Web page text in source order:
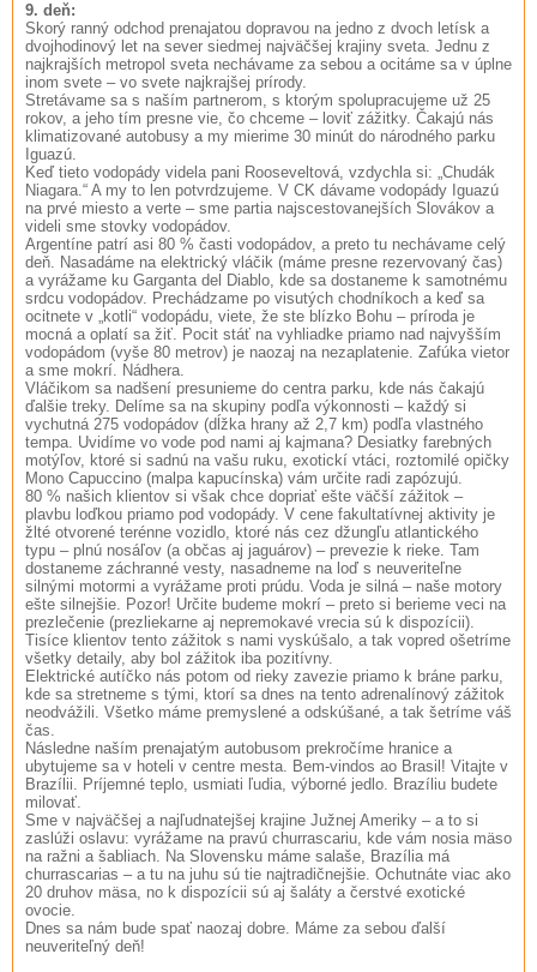
9. deň:
Skorý ranný odchod prenajatou dopravou na jedno z dvoch letísk a
dvojhodinový let na sever siedmej najväčšej krajiny sveta. Jednu z
najkrajších metropol sveta nechávame za sebou a ocitáme sa v úplne
inom svete – vo svete najkrajšej prírody.
Stretávame sa s naším partnerom, s ktorým spolupracujeme už 25
rokov, a jeho tím presne vie, čo chceme – loviť zážitky. Čakajú nás
klimatizované autobusy a my mierime 30 minút do národného parku
Iguazú.
Keď tieto vodopády videla pani Rooseveltová, vzdychla si: „Chudák
Niagara.“ A my to len potvrdzujeme. V CK dávame vodopády Iguazú
na prvé miesto a verte – sme partia najscestovanejších Slovákov a
videli sme stovky vodopádov.
Argentíne patrí asi 80 % časti vodopádov, a preto tu nechávame celý
deň. Nasadáme na elektrický vláčik (máme presne rezervovaný čas)
a vyrážame ku Garganta del Diablo, kde sa dostaneme k samotnému
srdcu vodopádov. Prechádzame po visutých chodníkoch a keď sa
ocitnete v „kotli“ vodopádu, viete, že ste blízko Bohu – príroda je
mocná a oplatí sa žiť. Pocit stáť na vyhliadke priamo nad najvyšším
vodopádom (vyše 80 metrov) je naozaj na nezaplatenie. Zafúka vietor
a sme mokrí. Nádhera.
Vláčikom sa nadšení presunieme do centra parku, kde nás čakajú
ďalšie treky. Delíme sa na skupiny podľa výkonnosti – každý si
vychutná 275 vodopádov (dĺžka hrany až 2,7 km) podľa vlastného
tempa. Uvidíme vo vode pod nami aj kajmana? Desiatky farebných
motýľov, ktoré si sadnú na vašu ruku, exotickí vtáci, roztomilé opičky
Mono Capuccino (malpa kapucínska) vám určite radi zapózujú.
80 % našich klientov si však chce dopriať ešte väčší zážitok –
plavbu loďkou priamo pod vodopády. V cene fakultatívnej aktivity je
žlté otvorené terénne vozidlo, ktoré nás cez džungľu atlantického
typu – plnú nosáľov (a občas aj jaguárov) – prevezie k rieke. Tam
dostaneme záchranné vesty, nasadneme na loď s neuveriteľne
silnými motormi a vyrážame proti prúdu. Voda je silná – naše motory
ešte silnejšie. Pozor! Určite budeme mokrí – preto si berieme veci na
prezlečenie (prezliekarne aj nepremokavé vrecia sú k dispozícii).
Tisíce klientov tento zážitok s nami vyskúšalo, a tak vopred ošetríme
všetky detaily, aby bol zážitok iba pozitívny.
Elektrické autíčko nás potom od rieky zavezie priamo k bráne parku,
kde sa stretneme s tými, ktorí sa dnes na tento adrenalínový zážitok
neodvážili. Všetko máme premyslené a odskúšané, a tak šetríme váš
čas.
Následne naším prenajatým autobusom prekročíme hranice a
ubytujeme sa v hoteli v centre mesta. Bem-vindos ao Brasil! Vitajte v
Brazílii. Príjemné teplo, usmiati ľudia, výborné jedlo. Brazíliu budete
milovať.
Sme v najväčšej a najľudnatejšej krajine Južnej Ameriky – a to si
zaslúži oslavu: vyrážame na pravú churrascariu, kde vám nosia mäso
na ražni a šabliach. Na Slovensku máme salaše, Brazília má
churrascarias – a tu na juhu sú tie najtradičnejšie. Ochutnáte viac ako
20 druhov mäsa, no k dispozícii sú aj šaláty a čerstvé exotické
ovocie.
Dnes sa nám bude spať naozaj dobre. Máme za sebou ďalší
neuveriteľný deň!